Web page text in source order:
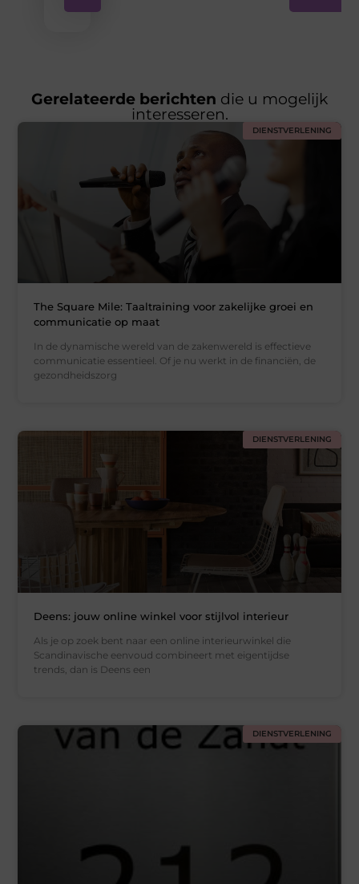
Gerelateerde berichten die u mogelijk
interesseren.
DIENSTVERLENING
The Square Mile: Taaltraining voor zakelijke groei en
communicatie op maat
In de dynamische wereld van de zakenwereld is effectieve
communicatie essentieel. Of je nu werkt in de financiën, de
gezondheidszorg
DIENSTVERLENING
Deens: jouw online winkel voor stijlvol interieur
Als je op zoek bent naar een online interieurwinkel die
Scandinavische eenvoud combineert met eigentijdse
trends, dan is Deens een
DIENSTVERLENING